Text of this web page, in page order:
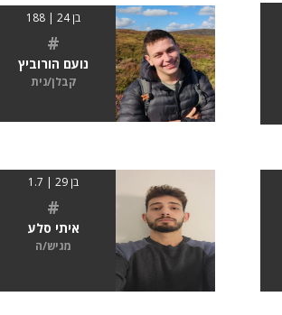
בן 24 | 188
#
נועם הורוביץ
קבלן/נית
בן 29 | 1.7
#
איתי סלע
מגיש/ה